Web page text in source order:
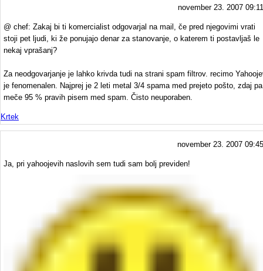
november 23. 2007 09:11
@ chef: Zakaj bi ti komercialist odgovarjal na mail, če pred njegovimi vrati
stoji pet ljudi, ki že ponujajo denar za stanovanje, o katerem ti postavljaš le
nekaj vprašanj?
Za neodgovarjanje je lahko krivda tudi na strani spam filtrov. recimo
je fenomenalen. Najprej je 2 leti metal 3/4 spama med prejeto pošto, zdaj pa
meče 95 % pravih pisem med spam. Čisto neuporaben.
Krtek
november 23. 2007 09:45
Ja, pri yahoojevih naslovih sem tudi sam bolj previden!